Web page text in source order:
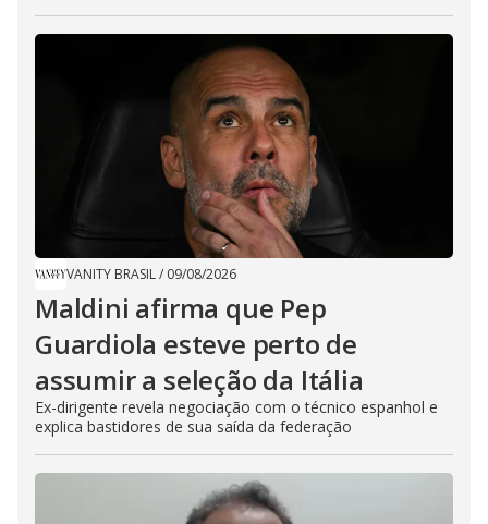
VANITY BRASIL/ 09/08/2026
Maldini afirma que Pep
Guardiola esteve perto de
assumir a seleção da Itália
Ex-dirigente revela negociação com o técnico espanhol e
explica bastidores de sua saída da federação